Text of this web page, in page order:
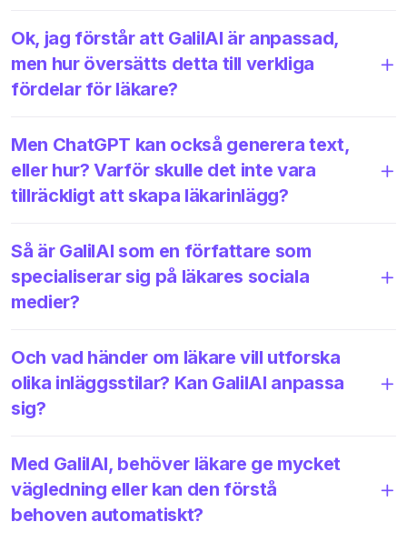
Ok, jag förstår att GalilAI är anpassad,
men hur översätts detta till verkliga
fördelar för läkare?
Men ChatGPT kan också generera text,
eller hur? Varför skulle det inte vara
tillräckligt att skapa läkarinlägg?
Så är GalilAI som en författare som
specialiserar sig på läkares sociala
medier?
Och vad händer om läkare vill utforska
olika inläggsstilar? Kan GalilAI anpassa
sig?
Med GalilAI, behöver läkare ge mycket
vägledning eller kan den förstå
behoven automatiskt?